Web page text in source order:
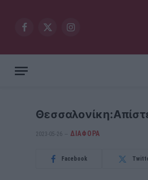
Facebook
X
Instagram
2023-05-26 ΔΙΆΦΟΡΑ
Facebook